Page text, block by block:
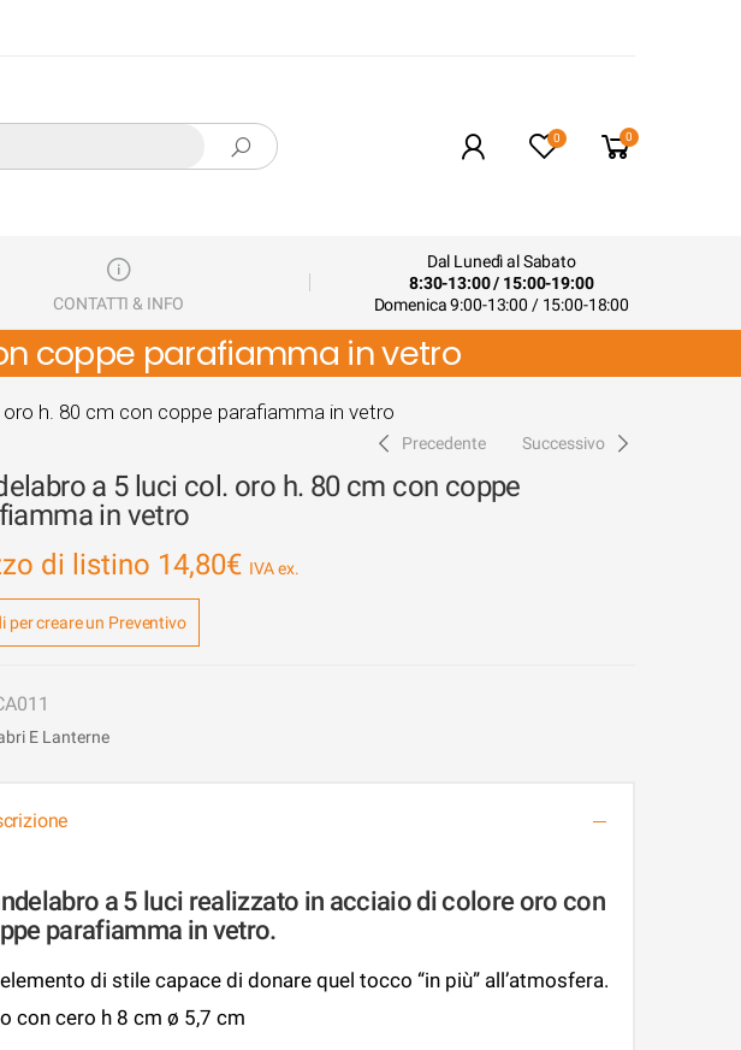
0 0
CONTATTI & INFO
Dal Lunedì al Sabato
8:30-13:00 / 15:00-19:00
Domenica 9:00-13:00 / 15:00-18:00
coppe parafiamma in vetro
oro h. 80 cm con coppe parafiamma in vetro
Precedente Successivo
a 5 luci col. oro h. 80 cm con coppe
in vetro
di listino 14,80€
per creare un Preventivo
E Lanterne
a 5 luci realizzato in acciaio di colore oro con
parafiamma in vetro.
di stile capace di donare quel tocco “in più” all’atmosfera.
con cero h 8 cm ø 5,7 cm